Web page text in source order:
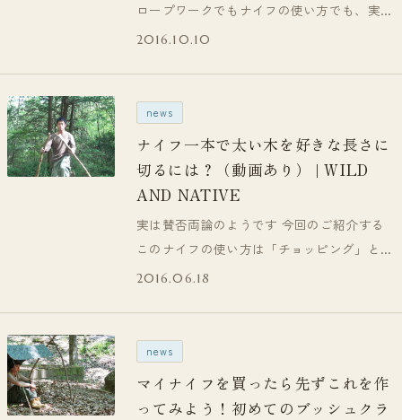
ロープワークでもナイフの使い方でも、実際
にそれを使った「何か」を作りだすのが一…
2016.10.10
news
ナイフ一本で太い木を好きな長さに
切るには？（動画あり） | WILD
AND NATIVE
実は賛否両論のようです 今回のご紹介する
このナイフの使い方は「チョッピング」とい
うようです。 ある程度の太目の木でも、
2016.06.18
news
マイナイフを買ったら先ずこれを作
ってみよう！初めてのブッシュクラ